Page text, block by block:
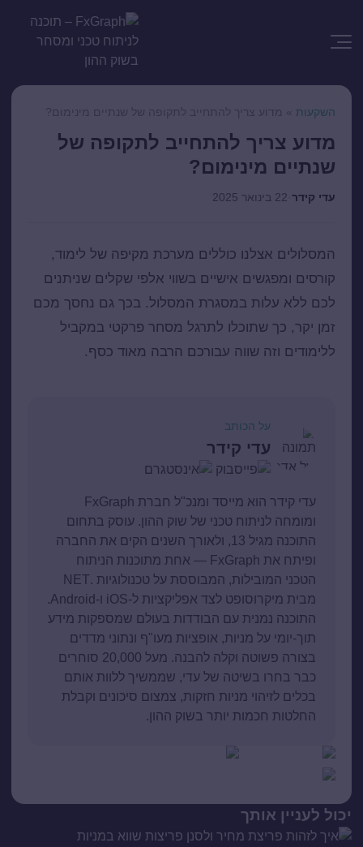
השקעות » מדוע צריך להתחייב לתקופה של שנתיים מינימום?
מדוע צריך להתחייב לתקופה של
שנתיים מינימום?
עדי קידר 22 בינואר 2025
המסלולים אצלנו כוללים מערכת מקיפה של לימוד,
קורסים ומפגשים אישיים בשווי אלפי שקלים שניתנים
לכם ללא עלות במסגרת המסלול. בכך גם נחסך מכם
זמן יקר, כך שתוכלו לתרגל מסחר פרקטי במקביל
ללימודים וזה שווה עבורכם הרבה מאוד כסף.
על הכותב
עדי קידר
עדי קידר הוא מייסד ומנכ"ל חברת FxGraph
ומומחה לניתוח טכני של שוק ההון. עוסק בתחום
התוכנה מגיל 13, ולאורך השנים הקים את החברה
ופיתח את FxGraph — אחת מתוכנות הניתוח
הטכני המובילות, המבוססת על טכנולוגיות .NET
מבית מיקרוסופט לצד אפליקציות ל-iOS ו-Android.
התוכנה נמנית עם הבודדות בעולם שמספקות מידע
תוך-יומי על מניות, אופציות מעו"ף ונתוני מדדים
בצורה פשוטה וקלה להבנה. מעל 20,000 סוחרים
כבר בחרו בשיטה של עדי, שממשיך ללוות אותם
בכלים לזיהוי מניות חזקות, צמצום סיכונים וקבלת
החלטות חכמות יותר בשוק ההון.
יכול לעניין אותך